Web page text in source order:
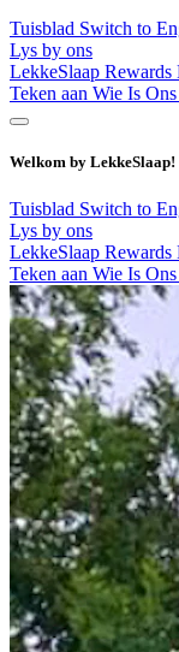
Tuisblad Switch to
Lys by ons
LekkeSlaap Rewards
Teken aan Wie Is Ons
Welkom by LekkeSlaap!
Tuisblad Switch to
Lys by ons
LekkeSlaap Rewards
Teken aan Wie Is Ons